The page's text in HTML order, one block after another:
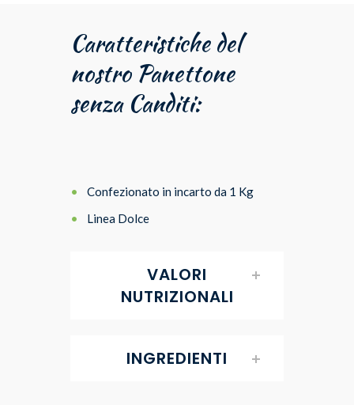
Caratteristiche del
nostro Panettone
senza Canditi:
Confezionato in incarto da 1 Kg
Linea Dolce
VALORI
NUTRIZIONALI
INGREDIENTI